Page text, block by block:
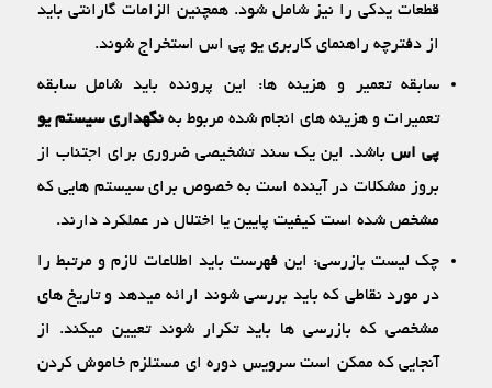
قطعات یدکی را نیز شامل شود. همچنین الزامات گارانتی باید
از دفترچه راهنمای کاربری یو پی اس استخراج شوند.
سابقه تعمیر و هزینه ‏ها: این پرونده باید شامل سابقه
تعمیرات و هزینه ‏های انجام ‏شده مربوط بهنگهداری سیستم یو
پی اسباشد. این یک سند تشخیصی ضروری برای اجتناب از
بروز مشکلات در آینده است به خصوص برای سیستم ‏هایی که
مشخص شده است کیفیت پایین یا اختلال در عملکرد دارند.
چک‏ لیست بازرسی: این فهرست باید اطلاعات لازم و مرتبط را
در مورد نقاطی که باید بررسی شوند ارائه می‏دهد و تاریخ ‏های
مشخصی که بازرسی‏ ها باید تکرار شوند تعیین می‏کند. از
آنجایی که ممکن است سرویس دوره ‏ای مستلزم خاموش کردن